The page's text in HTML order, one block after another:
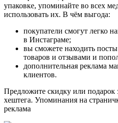
упаковке, упоминайте во всех
использовать их. В чём выгода:
покупатели смогут легко
в Инстаграме;
вы сможете находить
товаров и отзывами и
дополнительная реклама
клиентов.
Предложите скидку или подарок
хештега. Упоминания на
реклама